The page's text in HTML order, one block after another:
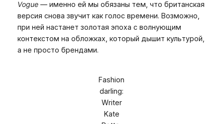
Vogue— именно ей мы обязаны тем, что британская
версия снова звучит как голос времени. Возможно,
при ней настанет золотая эпоха с волнующим
контекстом на обложках, который дышит культурой,
а не просто брендами.
Fashion
darling:
Writer
Kate